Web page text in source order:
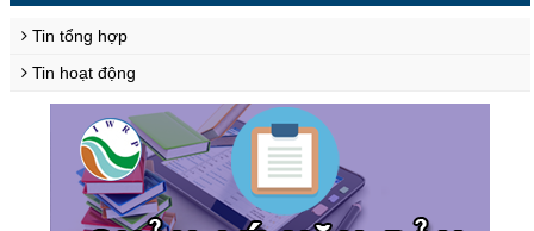
Tin tổng hợp
Tin hoạt động